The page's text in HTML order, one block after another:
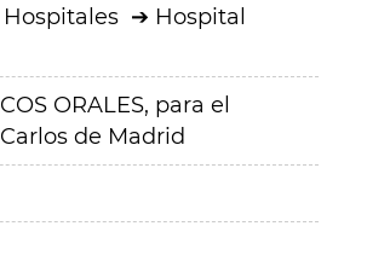
Hospital
ORALES, para el
de Madrid